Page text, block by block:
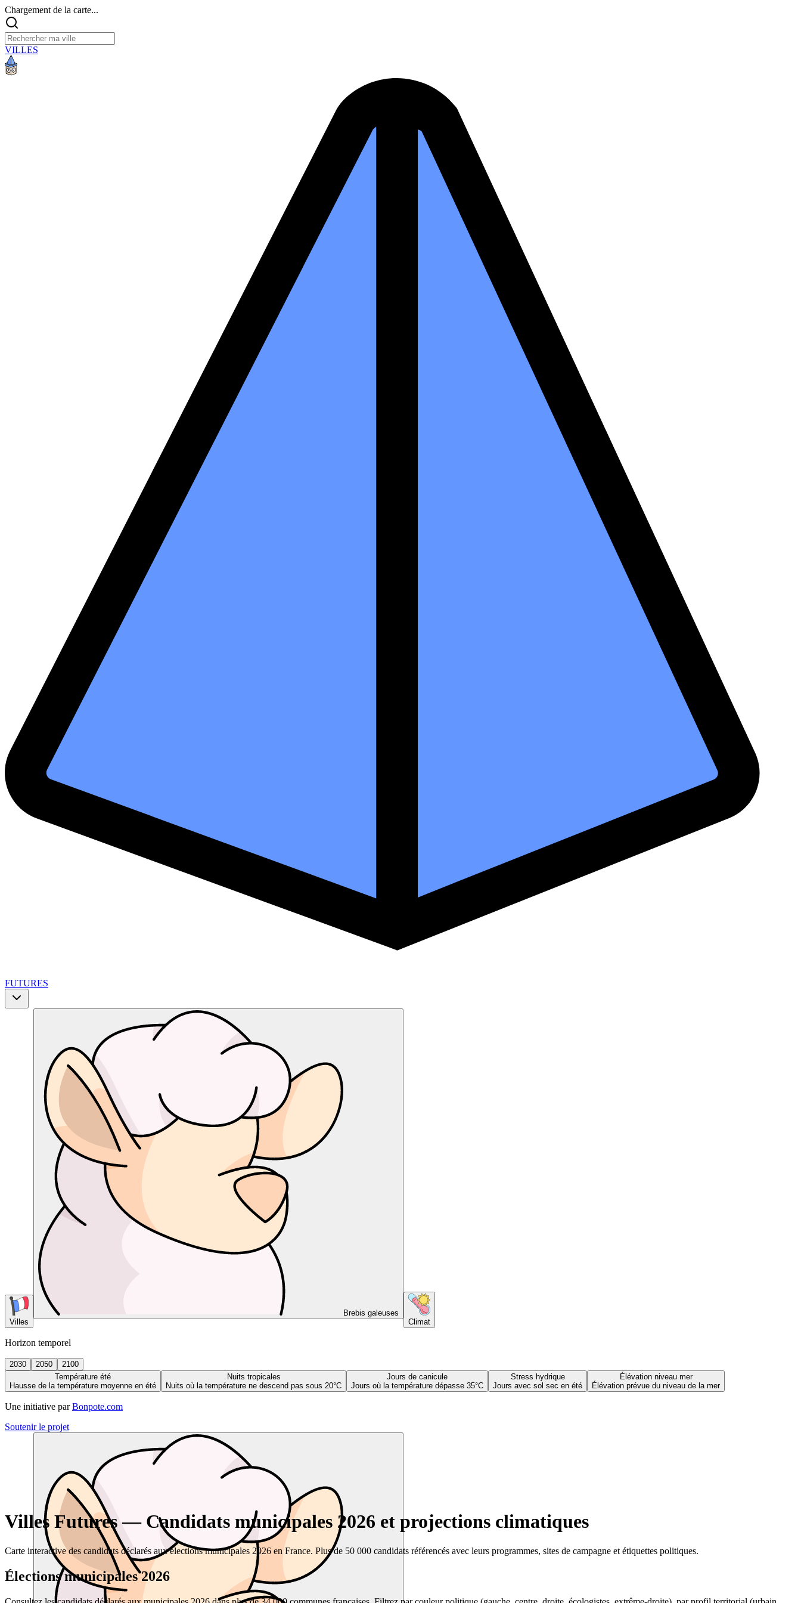
Chargement de la carte...
VILLES
FUTURES
Villes
Brebis galeuses
Climat
Horizon temporel
2030 2050
2100
Température été
Hausse de la température moyenne en été
Nuits tropicales
Nuits où la température ne descend pas sous 20°C
Jours de canicule
Jours où la température dépasse 35°C
Stress hydrique
Jours avec sol sec en été
Élévation niveau mer
Élévation prévue du niveau de la mer
Une initiative par Bonpote.com
Soutenir le projet
Villes Futures — Candidats municipales 2026 et projections climatiques
Carte interactive des candidats déclarés aux élections municipales 2026 en France. Plus de 50 000 candidats référencés avec leurs programmes, sites de campagne et étiquettes politiques.
Élections municipales 2026